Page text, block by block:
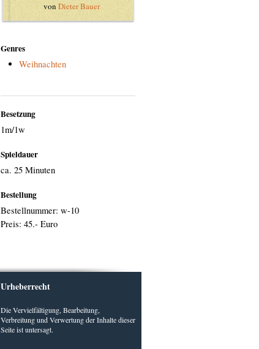
von Dieter Bauer
Genres
Weihnachten
Besetzung
1m/1w
Spieldauer
ca. 25 Minuten
Bestellung
Bestellnummer: w-10
Preis: 45.- Euro
Urheberrecht
Die Vervielfältigung, Bearbeitung,
Verbreitung und Verwertung der Inhalte dieser
Seite ist untersagt.